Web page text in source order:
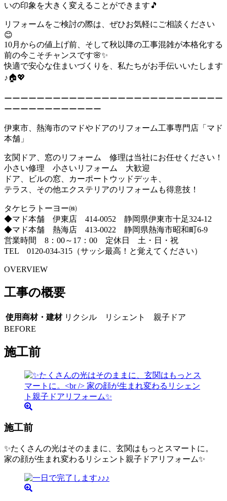
いの印象を大きく変えることができます🎵
リフォームをご検討の際は、ぜひお気軽にご相談ください
😊
10月からの値上げ前、そして秋以降の工事混雑が本格化する
前の今こそチャンスです🌸✨
快適で安心な住まいづくりを、私たちがお手伝いいたします
♪🏠💖
ーーーーーーーーーーーーーーーーーーーーーーーーーーー
ーーーーーーーーーーーー
伊東市、熱海市のマドやドアのリフォーム工事専門店「マド
本舗」
玄関ドア、窓のリフォーム 修理は当社にお任せください！
小さい修理 小さいリフォーム 大歓迎
ドア、ビルの窓、カーポートウッドデッキ、
テラス、その他エクステリアのリフォームも得意技！
タケヒラトーヨー㈱
◆マド本舗 伊東店 414-0052 静岡県伊東市十足324-12
◆マド本舗 熱海店 413-0022 静岡県熱海市昭和町6-9
営業時間 8：00～17：00 定休日 土・日・祝
TEL 0120-034-315（サッシ最高！と覚えてください）
OVERVIEW
工事の概要
使用商材・建材 リクシル リシェント 親子ドア
BEFORE
施工前
施工前
✨たくさんの光はそのままに、玄関はもっとスマートに。
家の顔が生まれ変わるリシェント親子ドアリフォーム✨